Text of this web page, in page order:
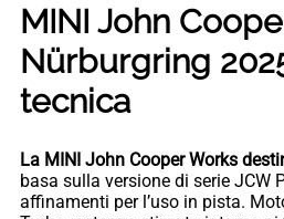
MINI John
Nürburgring
tecnica
La MINI John Cooper Works
basa sulla versione di serie JCW
affinamenti per l’uso in pista.